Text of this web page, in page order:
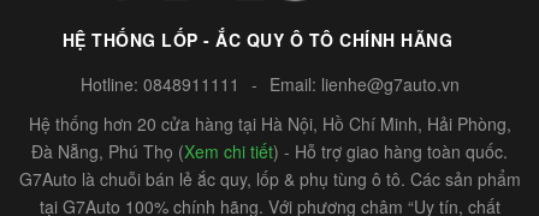
HỆ THỐNG LỐP - ẮC QUY Ô TÔ CHÍNH HÃNG
Hotline: 0848911111 - Email: lienhe@g7auto.vn
Hệ thống hơn 20 cửa hàng tại Hà Nội, Hồ Chí Minh, Hải Phòng,
Đà Nẵng, Phú Thọ (Xem chi tiết) - Hỗ trợ giao hàng toàn quốc.
G7Auto là chuỗi bán lẻ ắc quy, lốp & phụ tùng ô tô. Các sản phẩm
tại G7Auto 100% chính hãng. Với phương châm “Uy tín, chất